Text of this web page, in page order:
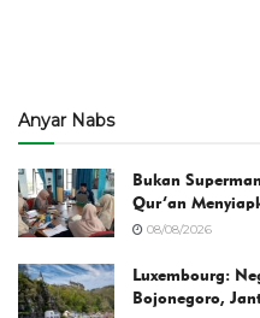
Anyar Nabs
Bukan
Qur’an
08/08/2026
Luxembourg:
Bojonegoro,